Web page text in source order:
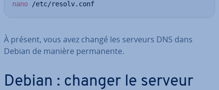
nano /etc/resolv.conf
À présent, vous avez changé les serveurs DNS dans
Debian de manière per­ma­nente.
Debian : changer le serveur